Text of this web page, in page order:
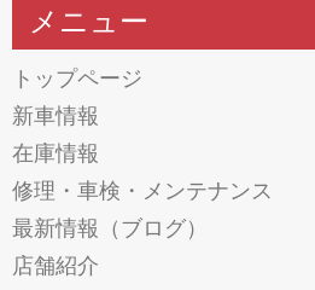
メニュー
トップページ
新車情報
在庫情報
修理・車検・メンテナンス
最新情報（ブログ）
店舗紹介